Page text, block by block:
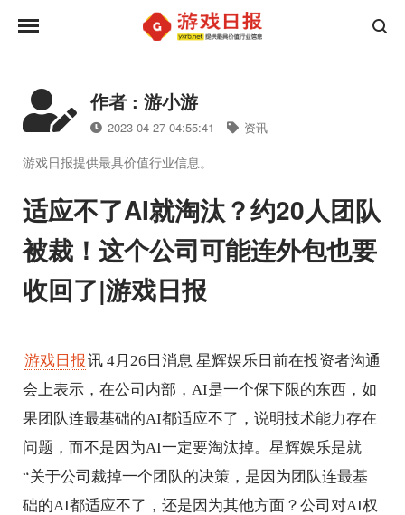
作者 : 游小游
2023-04-27 04:55:41 资讯
游戏日报提供最具价值行业信息。
适应不了AI就淘汰？约20人团队
被裁！这个公司可能连外包也要
收回了|游戏日报
游戏日报讯 4月26日消息 星辉娱乐日前在投资者沟通
会上表示，在公司内部，AI是一个保下限的东西，如
果团队连最基础的AI都适应不了，说明技术能力存在
问题，而不是因为AI一定要淘汰掉。星辉娱乐是就
“关于公司裁掉一个团队的决策，是因为团队连最基
础的AI都适应不了，还是因为其他方面？公司对AI权